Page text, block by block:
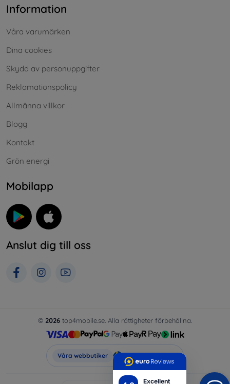
Excellent
Information
Våra varumärken
Dina cookies
Skydd av personuppgifter
Reklamationspolicy
Allmänna villkor
Blogg
Kontakt
Grön energi
Mobilapp
Anslut dig till oss
© 2026 top4mobile.se. Alla rättigheter förbehållna.
Våra webbutiker Top4Mobile.se